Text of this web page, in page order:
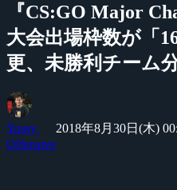
『CS:GO Major
大会出場枠数が「
更、未勝利チーム
Yossy 2018年8月30日(木)
Offensive